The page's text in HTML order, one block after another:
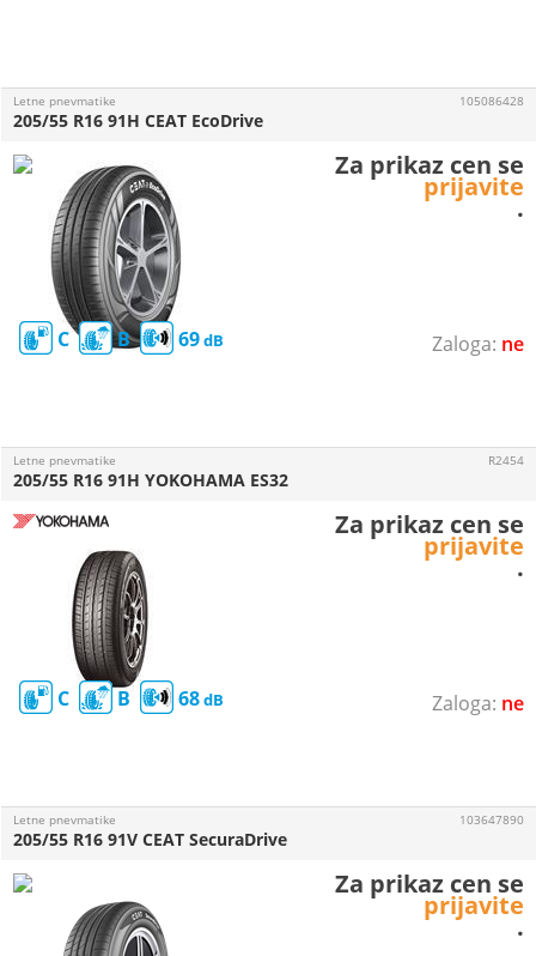
ne
Letne pnevmatike
C B 69
205/55 R16 91H CEAT EcoDrive
105086428
Za prikaz cen se
prijavite
.
ne
Letne pnevmatike
C B 68
205/55 R16 91H YOKOHAMA ES32
R2454
Za prikaz cen se
prijavite
.
Letne pnevmatike
205/55 R16 91V CEAT SecuraDrive
103647890
Za prikaz cen se
prijavite
.